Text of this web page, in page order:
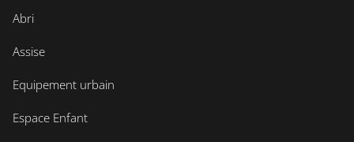
Abri
Assise
Equipement urbain
Espace Enfant